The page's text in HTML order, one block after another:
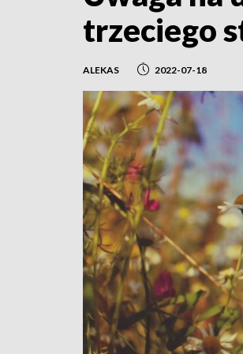
trzeciego
ALEKAS 2022-07-18